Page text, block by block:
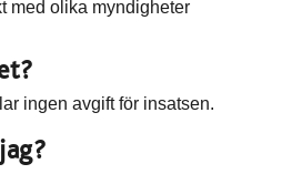
med olika myndigheter
ingen avgift för insatsen.